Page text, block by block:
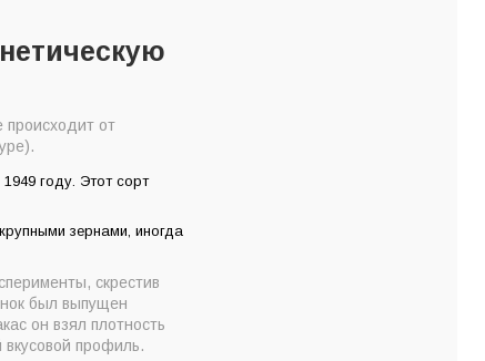
происходит от
году. Этот сорт
зернами, иногда
скрестив
был выпущен
он взял плотность
вкусовой профиль.